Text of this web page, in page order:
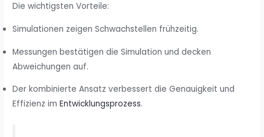
Die wichtigsten Vorteile:
Simulationen zeigen Schwachstellen frühzeitig.
Messungen bestätigen die Simulation und decken
Abweichungen auf.
Der kombinierte Ansatz verbessert die Genauigkeit und
Effizienz imEntwicklungsprozess.